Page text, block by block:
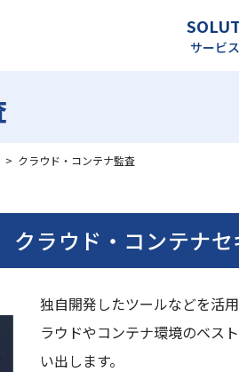
サービ
> クラウド・コンテナ監査
クラウド・コンテナ
独自開発したツールなどを活
ラウドやコンテナ環境のベス
い出します。